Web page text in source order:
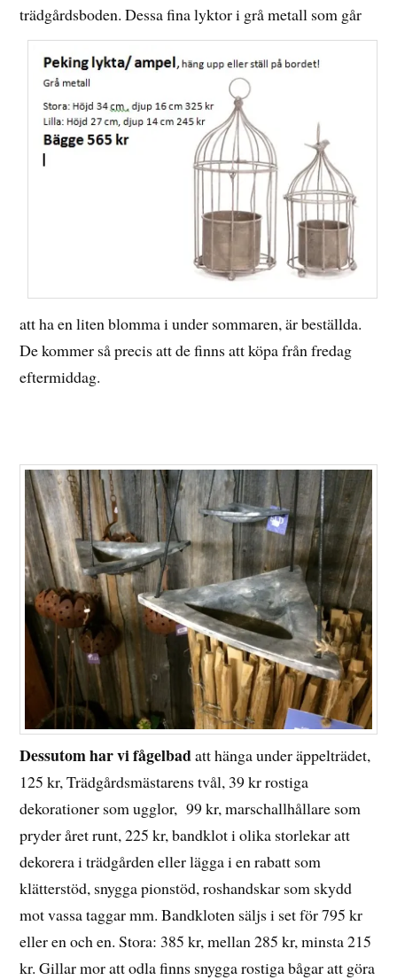
trädgårdsboden.Dessa fina lyktor i grå metall som går
att ha en liten blomma i under sommaren, är beställda.
De kommer så precis att de finns att köpa från fredag
eftermiddag.
Dessutom har vifågelbadatt hänga under äppelträdet,
125 kr, Trädgårdsmästarens tvål, 39 kr rostiga
dekorationer som ugglor, 99 kr, marschallhållare som
pryder året runt, 225 kr, bandklot i olika storlekar att
dekorera i trädgården eller lägga i en rabatt som
klätterstöd, snygga pionstöd, roshandskar som skydd
mot vassa taggar mm. Bandkloten säljs i set för 795 kr
eller en och en. Stora: 385 kr, mellan 285 kr, minsta 215
kr. Gillar mor att odla finns snygga rostiga bågar att göra